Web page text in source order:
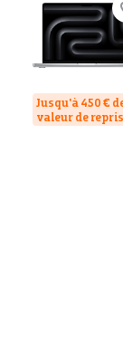
Jusqu'à 450 €
valeur de
La note est de 9,6